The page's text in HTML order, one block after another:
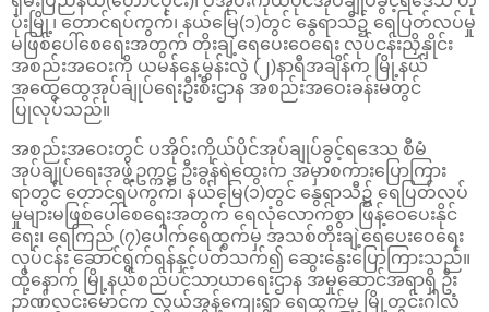
ပုံးမြို့၊ တောင်ရပ်ကွက်၊ နယ်မြေ(၁)တွင် နွေရာသီ၌ ရေပြတ်လပ်မှု
မဖြစ်ပေါ်စေရေးအတွက် တိုးချဲ့ရေပေးဝေရေး လုပ်ငန်းညှိနှိုင်း
အစည်းအဝေးကို ယမန်နေ့မွန်းလွဲ (၂)နာရီအချိန်က မြို့နယ်
အထွေထွေအုပ်ချုပ်ရေးဦးစီးဌာန အစည်းအဝေးခန်းမတွင်
ပြုလုပ်သည်။
အစည်းအဝေးတွင် ပအိုဝ်းကိုယ်ပိုင်အုပ်ချုပ်ခွင့်ရဒေသ စီမံ
အုပ်ချုပ်ရေးအဖွဲ့ဥက္ကဋ္ဌ ဦးခွန်ရဲထွေးက အမှာစကားပြောကြား
ရာတွင် တောင်ရပ်ကွက်၊ နယ်မြေ(၁)တွင် နွေရာသီ၌ ရေပြတ်လပ်
မှုများမဖြစ်ပေါ်စေရေးအတွက် ရေလုံလောက်စွာ ဖြန့်ဝေပေးနိုင်
ရေး၊ ရေကြည် (၇)ပေါက်ရေထွက်မှ အသစ်တိုးချဲ့ရေပေးဝေရေး
လုပ်ငန်း ဆောင်ရွက်ရန်နှင့်ပတ်သက်၍ ဆွေးနွေးပြောကြားသည်။
ထို့နောက် မြို့နယ်စည်ပင်သာယာရေးဌာန အမှု‌ဆောင်အရာရှိ ဦး
ဉာဏ်လင်းမောင်က လွယ်အွန့်ကျေးရွာ ရေထွက်မှ မြို့တွင်းဂါလံ